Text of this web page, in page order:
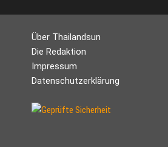
Über Thailandsun
Die Redaktion
Impressum
Datenschutzerklärung